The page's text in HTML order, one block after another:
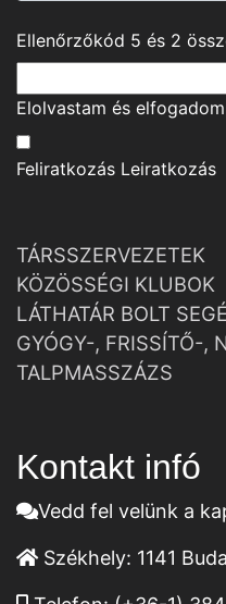
Ellenőrzőkód 5 és 2
Elolvastam és
Feliratkozás Leiratkozás
TÁRSSZERVEZETEK
KÖZÖSSÉGI KLUBOK
LÁTHATÁR BOLT
GYÓGY-, FRISSÍTŐ-,
TALPMASSZÁZS
Kontakt infó
Vedd fel velünk a
Székhely: 1141